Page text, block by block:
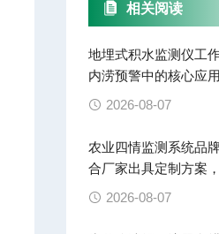
相关阅读
地埋式积水监测仪工
内涝预警中的核心应
2026-08-07
农业四情监测系统品
合厂家出具定制方案
招投标
2026-08-07